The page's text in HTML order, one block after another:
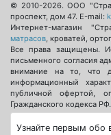
© 2010-2026.ООО
проспект, дом 47. E-mail:
Интернет-магазин
матрасов, кроватей,
Все права защищены.
письменного согласия
внимание на то, что
информационный
публичной офертой,
Гражданского кодекса РФ.
Узнайте первым обо